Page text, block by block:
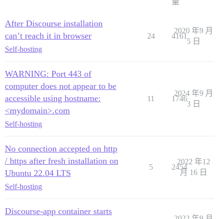
After Discourse installation
can’t reach it in browser
Self-hosting
24 4161
2020 年9 月
5 日
WARNING: Port 443 of
computer does not appear to be
accessible using hostname:
<mydomain>.com
Self-hosting
11 1746
2024 年9 月
3 日
No connection accepted on http
/ https after fresh installation on
Ubuntu 22.04 LTS
Self-hosting
5 2454
2022 年12
月 16 日
Discourse-app container starts